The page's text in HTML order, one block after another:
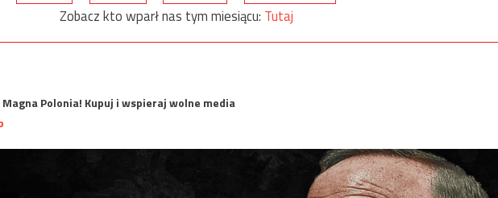
Zobacz kto wparł nas tym miesiącu: Tutaj
Polonia! Kupuj i wspieraj wolne media